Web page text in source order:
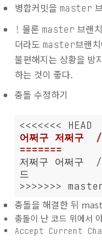
병합커밋을 master
! 물론 master 브랜
더라도 master브랜
불편해지는 상황을 방
하는 것이 좋다.
충돌 수정하기
어쩌구 저쩌구
=======
저쩌구 어쩌구
드
>>>>>>>
충돌을 해결한 뒤
충돌이 난 코드 위에서
Accept Current